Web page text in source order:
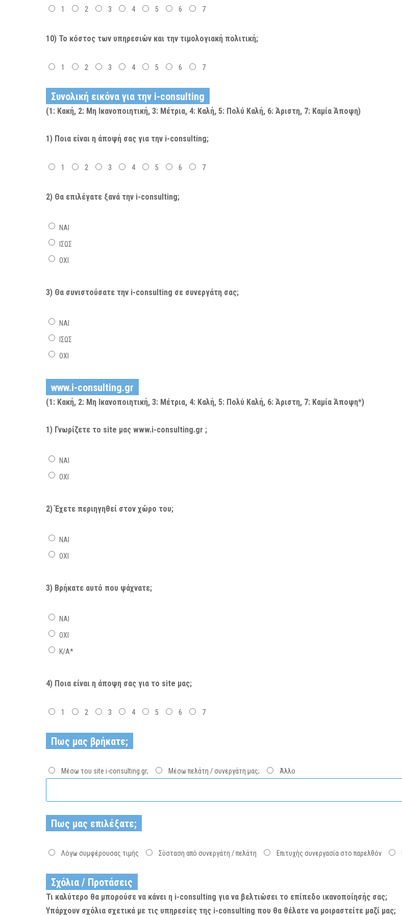
1 2 3 4 5 6 7
10) Το κόστος των υπηρεσιών και την τιμολογιακή πολιτική;
1 2 3 4 5 6 7
Συνολική εικόνα για την i-consulting
(1: Κακή, 2: Μη Ικανοποιητική, 3: Μέτρια, 4: Καλή, 5: Πολύ Καλή, 6: Άριστη, 7: Καμία Άποψη)
1) Ποια είναι η άποψή σας για την i-consulting;
1 2 3 4 5 6 7
2) Θα επιλέγατε ξανά την i-consulting;
ΝΑΙ
ΙΣΩΣ
ΟΧΙ
3) Θα συνιστούσατε την i-consulting σε συνεργάτη σας;
ΝΑΙ
ΙΣΩΣ
ΟΧΙ
www.i-consulting.gr
(1: Κακή, 2: Μη Ικανοποιητική, 3: Μέτρια, 4: Καλή, 5: Πολύ Καλή, 6: Άριστη, 7: Καμία Άποψη*)
1) Γνωρίζετε το site μας www.i-consulting.gr ;
ΝΑΙ
ΟΧΙ
2) Έχετε περιηγηθεί στον χώρο του;
ΝΑΙ
ΟΧΙ
3) Βρήκατε αυτό που ψάχνατε;
ΝΑΙ
ΟΧΙ
Κ/Α*
4) Ποια είναι η άποψη σας για το site μας;
1 2 3 4 5 6 7
Πως μας βρήκατε;
Μέσω του site i-consulting.gr; Μέσω πελάτη / συνεργάτη μας; Άλλο
Πως μας επιλέξατε;
Λόγω συμφέρουσας τιμής Σύσταση από συνεργάτη / πελάτη Επιτυχής συνεργασία στο παρελθόν
Σχόλια / Προτάσεις
Τι καλύτερο θα μπορούσε να κάνει η i-consulting για να βελτιώσει το επίπεδο ικανοποίησής σας;
Υπάρχουν σχόλια σχετικά με τις υπηρεσίες της i-consulting που θα θέλατε να μοιραστείτε μαζί μας;